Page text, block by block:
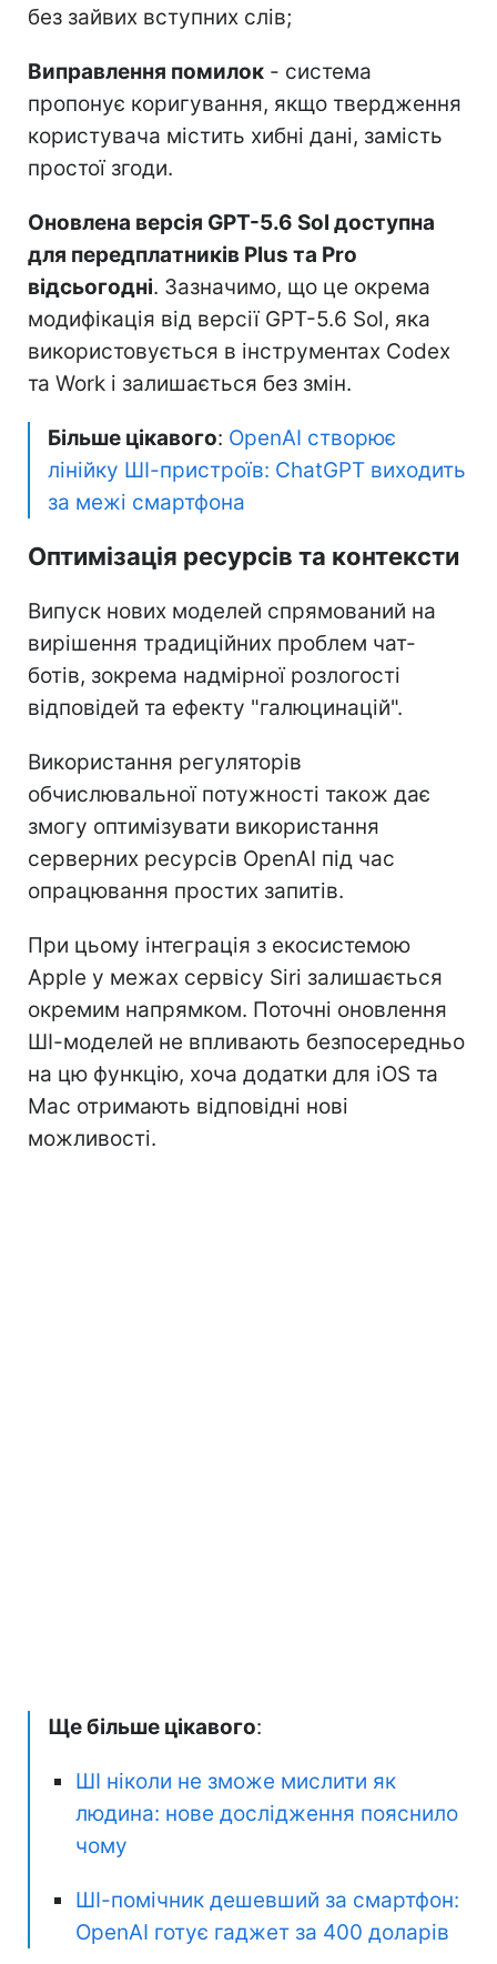
без зайвих вступних слів;
Виправлення помилок - система
пропонує коригування, якщо твердження
користувача містить хибні дані, замість
простої згоди.
Оновлена версія GPT-5.6 Sol доступна
для передплатників Plus та Pro
відсьогодні. Зазначимо, що це окрема
модифікація від версії GPT-5.6 Sol, яка
використовується в інструментах Codex
та Work і залишається без змін.
Більше цікавого: OpenAI створює
лінійку ШІ-пристроїв: ChatGPT виходить
за межі смартфона
Оптимізація ресурсів та контексти
Випуск нових моделей спрямований на
вирішення традиційних проблем чат-
ботів, зокрема надмірної розлогості
відповідей та ефекту "галюцинацій".
Використання регуляторів
обчислювальної потужності також дає
змогу оптимізувати використання
серверних ресурсів OpenAI під час
опрацювання простих запитів.
При цьому інтеграція з екосистемою
Apple у межах сервісу Siri залишається
окремим напрямком. Поточні оновлення
ШІ-моделей не впливають безпосередньо
на цю функцію, хоча додатки для iOS та
Mac отримають відповідні нові
можливості.
Ще більше цікавого:
ШІ ніколи не зможе мислити як
людина: нове дослідження пояснило
чому
ШІ-помічник дешевший за смартфон:
OpenAI готує гаджет за 400 доларів